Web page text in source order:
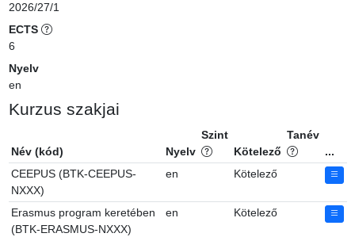
2026/27/1
ECTS
6
Nyelv
en
Kurzus szakjai
Név (kód) Nyelv
Szint
Kötelező
Tanév
...
CEEPUS (BTK-CEEPUS-
NXXX)
en Kötelező
Erasmus program keretében
(BTK-ERASMUS-NXXX)
en Kötelező